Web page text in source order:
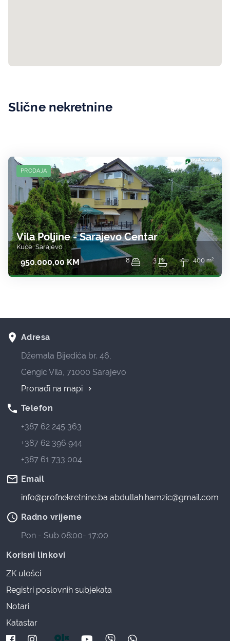
Slične nekretnine
PRODAJA
Vila Poljine - Sarajevo Centar
Kuće, Sarajevo
950.000,00 KM 8 3 400m2
room Adresa
Džemala Bijedića br. 46,
Cengic Vila, 71000 Sarajevo
Pronađi na mapi
phone Telefon
+387 62 245 363
+387 62 396 944
+387 61 733 004
mail_outline Email
info@profnekretnine.ba abdullah.hamzic@gmail.com
access_time Radno vrijeme
Pon - Sub 08:00- 17:00
Korisni linkovi
ZK ulošci
Registri poslovnih subjekata
Notari
Katastar